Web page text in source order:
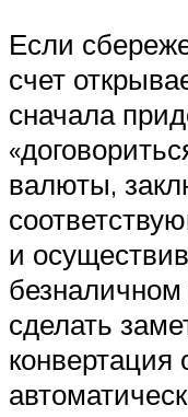
Если
счет
сначала
валюты,
и
сделать
конвертация